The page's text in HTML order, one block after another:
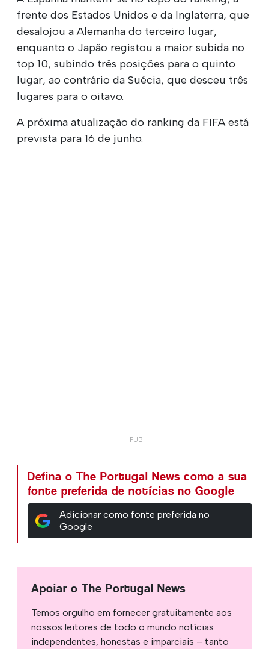
frente dos Estados Unidos e da Inglaterra, que
desalojou a Alemanha do terceiro lugar,
enquanto o Japão registou a maior subida no
top 10, subindo três posições para o quinto
lugar, ao contrário da Suécia, que desceu três
lugares para o oitavo.
A próxima atualização do ranking da FIFA está
prevista para 16 de junho.
Defina o The Portugal News como a sua
fonte preferida de notícias no Google
Adicionar como fonte preferida no
Google
Apoiar o The Portugal News
Temos orgulho em fornecer gratuitamente aos
nossos leitores de todo o mundo notícias
independentes, honestas e imparciais – tanto